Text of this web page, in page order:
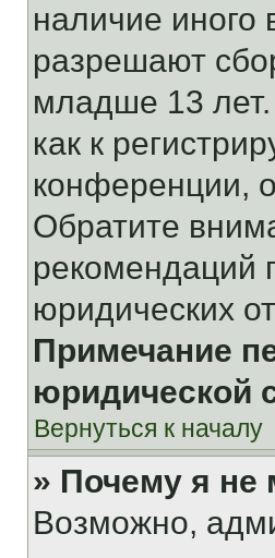
наличие иного
разрешают
младше 13
как к
конференции,
Обратите
рекомендаций
юридических
Примечание
юридической
Вернуться к началу
» Почему я не
Возможно,